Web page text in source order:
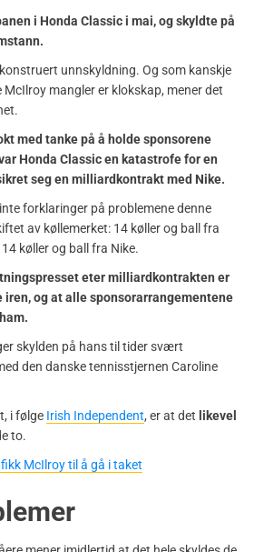
i Honda Classic i mai, og skyldte på
unnskyldning. Og som kanskje
mangler er klokskap, mener det
med tanke på å holde sponsorene
Honda Classic en katastrofe for en
seg en milliardkontrakt med Nike.
forklaringer på problemene denne
av køllemerket: 14 køller og ball fra
køller og ball fra Nike.
eter milliardkontrakten er
iren, og at alle sponsorarrangementene
skylden på hans til tider svært
den danske tennisstjernen Caroline
i følge Irish Independent, er at det likevel
to.
McIlroy til å gå i taket